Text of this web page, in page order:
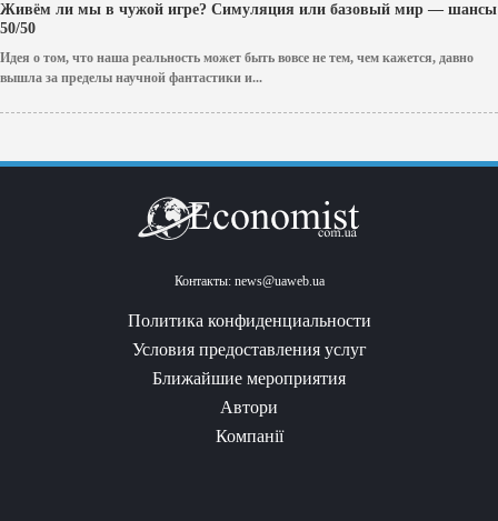
Живём ли мы в чужой игре? Симуляция или базовый мир — шансы
50/50
Идея о том, что наша реальность может быть вовсе не тем, чем кажется, давно
вышла за пределы научной фантастики и...
Контакты: news@uaweb.ua
Политика конфиденциальности
Условия предоставления услуг
Ближайшие мероприятия
Автори
Компанії